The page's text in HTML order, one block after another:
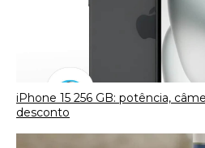
iPhone 15 256 GB: potência,
desconto